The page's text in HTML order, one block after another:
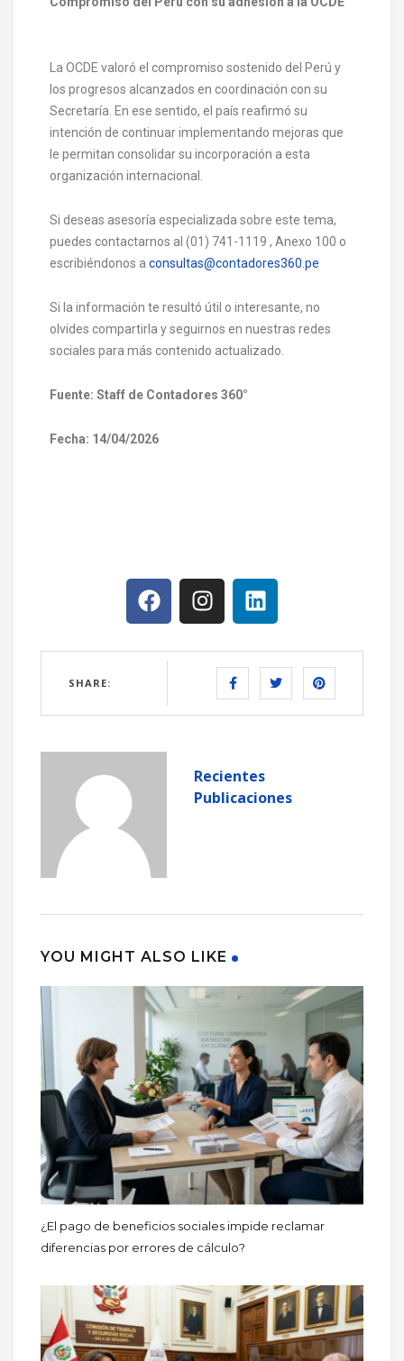
La OCDE valoró el compromiso sostenido del Perú y
los progresos alcanzados en coordinación con su
Secretaría. En ese sentido, el país reafirmó su
intención de continuar implementando mejoras que
le permitan consolidar su incorporación a esta
organización internacional.
Si deseas asesoría especializada sobre este tema,
puedes contactarnos al (01) 741-1119 , Anexo 100 o
escribiéndonos a consultas@contadores360.pe
Si la información te resultó útil o interesante, no
olvides compartirla y seguirnos en nuestras redes
sociales para más contenido actualizado.
Fuente: Staff de Contadores 360°
Fecha: 14/04/2026
SHARE:
Recientes
Publicaciones
YOU MIGHT ALSO LIKE
¿El pago de beneficios sociales impide reclamar
diferencias por errores de cálculo?